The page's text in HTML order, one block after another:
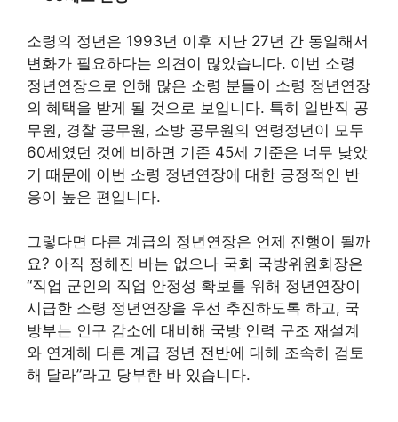
소령의 정년은 1993년 이후 지난 27년 간 동일해서
변화가 필요하다는 의견이 많았습니다. 이번 소령
정년연장으로 인해 많은 소령 분들이 소령 정년연장
의 혜택을 받게 될 것으로 보입니다. 특히 일반직 공
무원, 경찰 공무원, 소방 공무원의 연령정년이 모두
60세였던 것에 비하면 기존 45세 기준은 너무 낮았
기 때문에 이번 소령 정년연장에 대한 긍정적인 반
응이 높은 편입니다.
그렇다면 다른 계급의 정년연장은 언제 진행이 될까
요? 아직 정해진 바는 없으나 국회 국방위원회장은
“직업 군인의 직업 안정성 확보를 위해 정년연장이
시급한 소령 정년연장을 우선 추진하도록 하고, 국
방부는 인구 감소에 대비해 국방 인력 구조 재설계
와 연계해 다른 계급 정년 전반에 대해 조속히 검토
해 달라”라고 당부한 바 있습니다.